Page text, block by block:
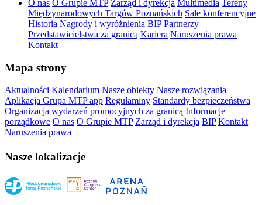
O nas O Grupie MTP Zarząd i dyrekcja Multimedia Tereny
Międzynarodowych Targów Poznańskich Sale konferencyjne
Historia Nagrody i wyróżnienia BIP Partnerzy
Przedstawicielstwa za granicą Kariera Naruszenia prawa
Kontakt
Mapa strony
Aktualności Kalendarium Nasze obiekty Nasze rozwiązania
Aplikacja Grupa MTP app Regulaminy Standardy bezpieczeństwa
Organizacja wydarzeń promocyjnych za granicą Informacje
porządkowe O nas O Grupie MTP Zarząd i dyrekcja BIP Kontakt
Naruszenia prawa
Nasze lokalizacje